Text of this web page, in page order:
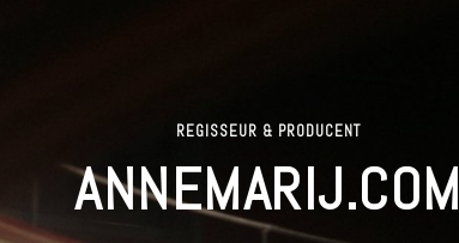
REGISSEUR & PRODUCENT
ANNEMARIJ.COM